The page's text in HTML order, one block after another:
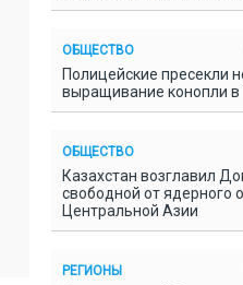
ОБЩЕСТВО
Полицейские пресекли
выращивание конопли в
ОБЩЕСТВО
Казахстан возглавил
свободной от ядерного
Центральной Азии
РЕГИОНЫ